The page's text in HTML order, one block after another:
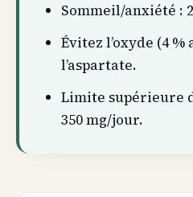
Sommeil/anxiété :
Évitez l’oxyde (4 %
l’aspartate.
Limite supérieure
350 mg/jour.